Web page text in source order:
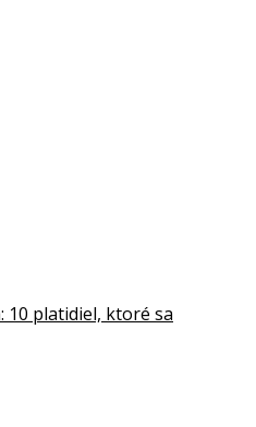
10 platidiel, ktoré sa